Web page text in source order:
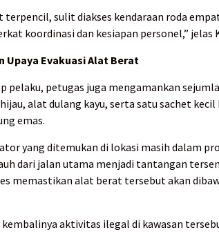
terpencil, sulit diakses kendaraan roda
koordinasi dan kesiapan personel,” jelas
Upaya Evakuasi Alat Berat
pelaku, petugas juga mengamankan
alat dulang kayu, serta satu sachet
emas.
yang ditemukan di lokasi masih dalam
dari jalan utama menjadi tantangan
memastikan alat berat tersebut akan
aktivitas ilegal di kawasan